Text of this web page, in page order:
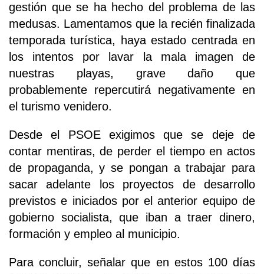
gestión que se ha hecho del problema de las
medusas. Lamentamos que la recién finalizada
temporada turística, haya estado centrada en
los intentos por lavar la mala imagen de
nuestras playas, grave daño que
probablemente repercutirá negativamente en
el turismo venidero.
Desde el PSOE exigimos que se deje de
contar mentiras, de perder el tiempo en actos
de propaganda, y se pongan a trabajar para
sacar adelante los proyectos de desarrollo
previstos e iniciados por el anterior equipo de
gobierno socialista, que iban a traer dinero,
formación y empleo al municipio.
Para concluir, señalar que en estos 100 días